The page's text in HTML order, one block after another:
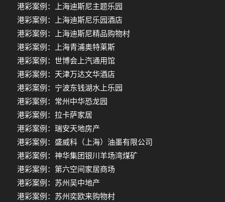
港彩案例：上海迪斯尼主题乐园
港彩案例：上海迪斯尼乐园酒店
港彩案例：上海迪斯尼精品购物村
港彩案例：上海青浦奥特莱斯
港彩案例：世博会上汽通用馆
港彩案例：天津万达文华酒店
港彩案例：宁波东钱湖水上乐园
港彩案例：常州中华恐龙园
港彩案例：拉卡萨家居
港彩案例：瑞安天地房产
港彩案例：盛威科（上海）油墨有限公司
港彩案例：神华集团银川羊场湾煤矿
港彩案例：第六空间家居商场
港彩案例：苏州吴中地产
港彩案例：苏州奕欧来购物村